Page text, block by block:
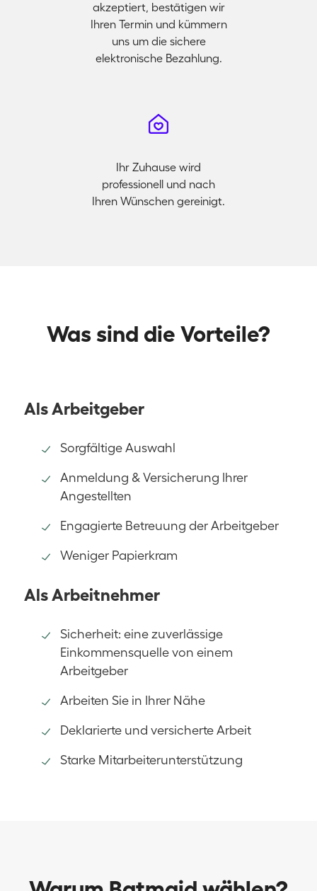
akzeptiert, bestätigen wir
Ihren Termin und kümmern
uns um die sichere
elektronische Bezahlung.
Ihr Zuhause wird
professionell und nach
Ihren Wünschen gereinigt.
Was sind die Vorteile?
Als Arbeitgeber
Sorgfältige Auswahl
Anmeldung & Versicherung Ihrer
Angestellten
Engagierte Betreuung der Arbeitgeber
Weniger Papierkram
Als Arbeitnehmer
Sicherheit: eine zuverlässige
Einkommensquelle von einem
Arbeitgeber
Arbeiten Sie in Ihrer Nähe
Deklarierte und versicherte Arbeit
Starke Mitarbeiterunterstützung